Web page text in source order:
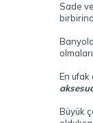
Sade
En
Büyük